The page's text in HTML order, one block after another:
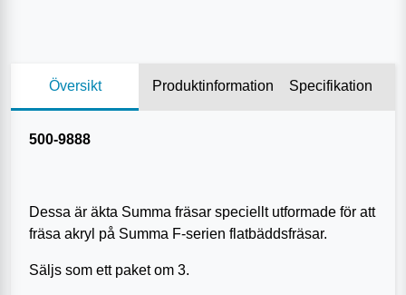
Översikt Produktinformation Specifikation
500-9888
Dessa är äkta Summa fräsar speciellt utformade för att
fräsa akryl på Summa F-serien flatbäddsfräsar.
Säljs som ett paket om 3.